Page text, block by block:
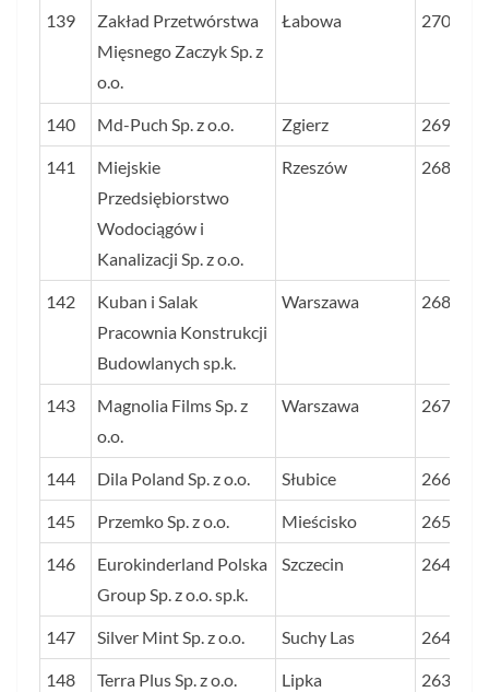
139
Zakład Przetwórstwa
Mięsnego Zaczyk Sp. z
o.o.
Łabowa 2701
140 Md-Puch Sp. z o.o. Zgierz 2690
141
Miejskie
Przedsiębiorstwo
Wodociągów i
Kanalizacji Sp. z o.o.
Rzeszów 2687
142
Kuban i Salak
Pracownia Konstrukcji
Budowlanych sp.k.
Warszawa 2685
143
Magnolia Films Sp. z
o.o.
Warszawa 2673
144 Dila Poland Sp. z o.o. Słubice 2662
145 Przemko Sp. z o.o. Mieścisko 2651
146
Eurokinderland Polska
Group Sp. z o.o. sp.k.
Szczecin 2648
147 Silver Mint Sp. z o.o. Suchy Las 2648
148 Terra Plus Sp. z o.o. Lipka 2632